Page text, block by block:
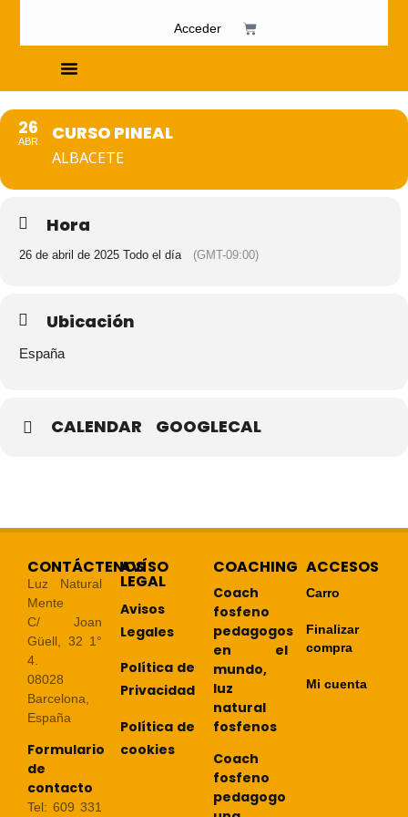
Acceder
26
ABR CURSO PINEAL
ALBACETE
Hora
26 de abril de 2025 Todo el día (GMT-09:00)
Ubicación
España
CALENDAR GOOGLECAL
CONTÁCTENOS
Luz Natural
Mente
C/ Joan
Güell, 32 1°
4.
08028
Barcelona,
España
Formulario
de
contacto
Tel: 609 331
AVÍSO
LEGAL
Avisos
Legales
Política de
Privacidad
Política de
cookies
COACHING
Coach
fosfeno
pedagogos
en el
mundo,
luz
natural
fosfenos
Coach
fosfeno
pedagogo
ACCESOS
Carro
Finalizar
compra
Mi cuenta